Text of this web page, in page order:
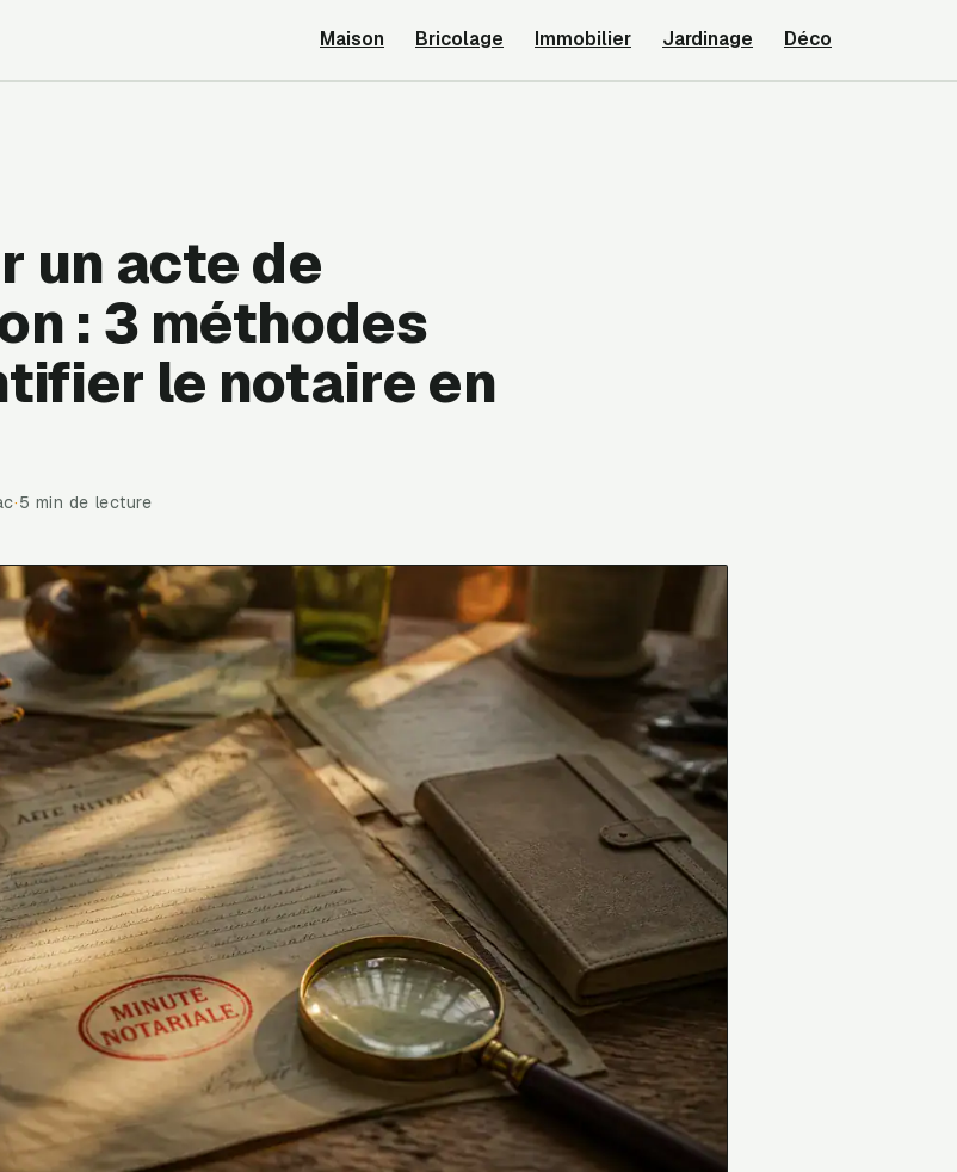
Maison Bricolage Immobilier Jardinage Déco
un acte de
: 3 méthodes
le notaire en
·5 min de lecture